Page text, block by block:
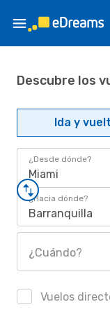
Descubre los
Ida y
¿Desde dónde?
Miami
¿Hacia dónde?
Barranquilla
¿Cuándo?
Vuelos